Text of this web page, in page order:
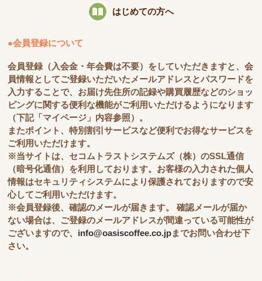
はじめての方へ
●会員登録について
会員登録（入会金・年会費は不要）をしていただきますと、会
員情報としてご登録いただいたメールアドレスとパスワードを
入力することで、お届け先住所の記録や購買履歴などのショッ
ピングに関する便利な機能がご利用いただけるようになります
（下記「マイページ」内容参照）。
またポイント、特別割引サービスなど便利でお得なサービスを
ご利用いただけます。
※当サイトは、セコムトラストシステムズ（株）のSSL通信
（暗号化通信）を利用しております。お客様の入力された個人
情報はセキュリティシステムにより保護されておりますので安
心してご利用いただけます。
※会員登録後、確認のメールが届きます。 確認メールが届か
ない場合は、ご登録のメールアドレスが間違っている可能性が
ございますので、 info@oasiscoffee.co.jpまでお問い合わせ下
さい。